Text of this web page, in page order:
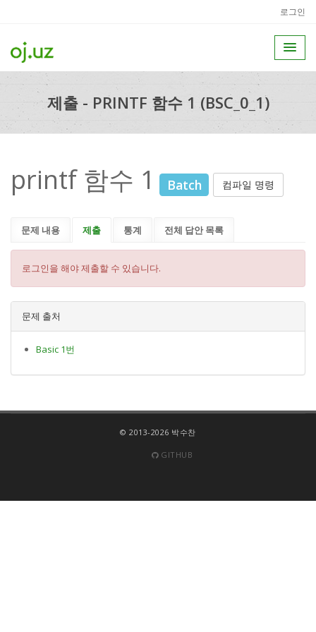
로그인
제출 - PRINTF 함수 1 (BSC_0_1)
printf 함수 1 Batch 컴파일 명령
문제 내용 제출 통계 전체 답안 목록
로그인을 해야 제출할 수 있습니다.
문제 출처
Basic 1번
© 2013-2026 박수찬
GITHUB